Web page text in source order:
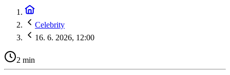
Celebrity
16. 6. 2026, 12:00
2 min